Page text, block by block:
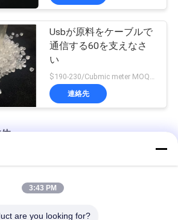
Usbが原料をケーブルで
通信する60を支えなさ
い
$190-230/Cubmic meter MOQ:1CubmicMeter
連絡先
物フィルター池の表面積
3:43 PM
are you looking for?